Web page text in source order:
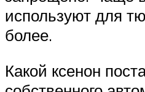
используют для
более.
Какой ксенон